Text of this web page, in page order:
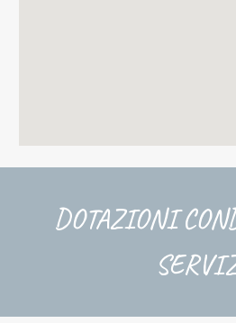
DOTAZIONI